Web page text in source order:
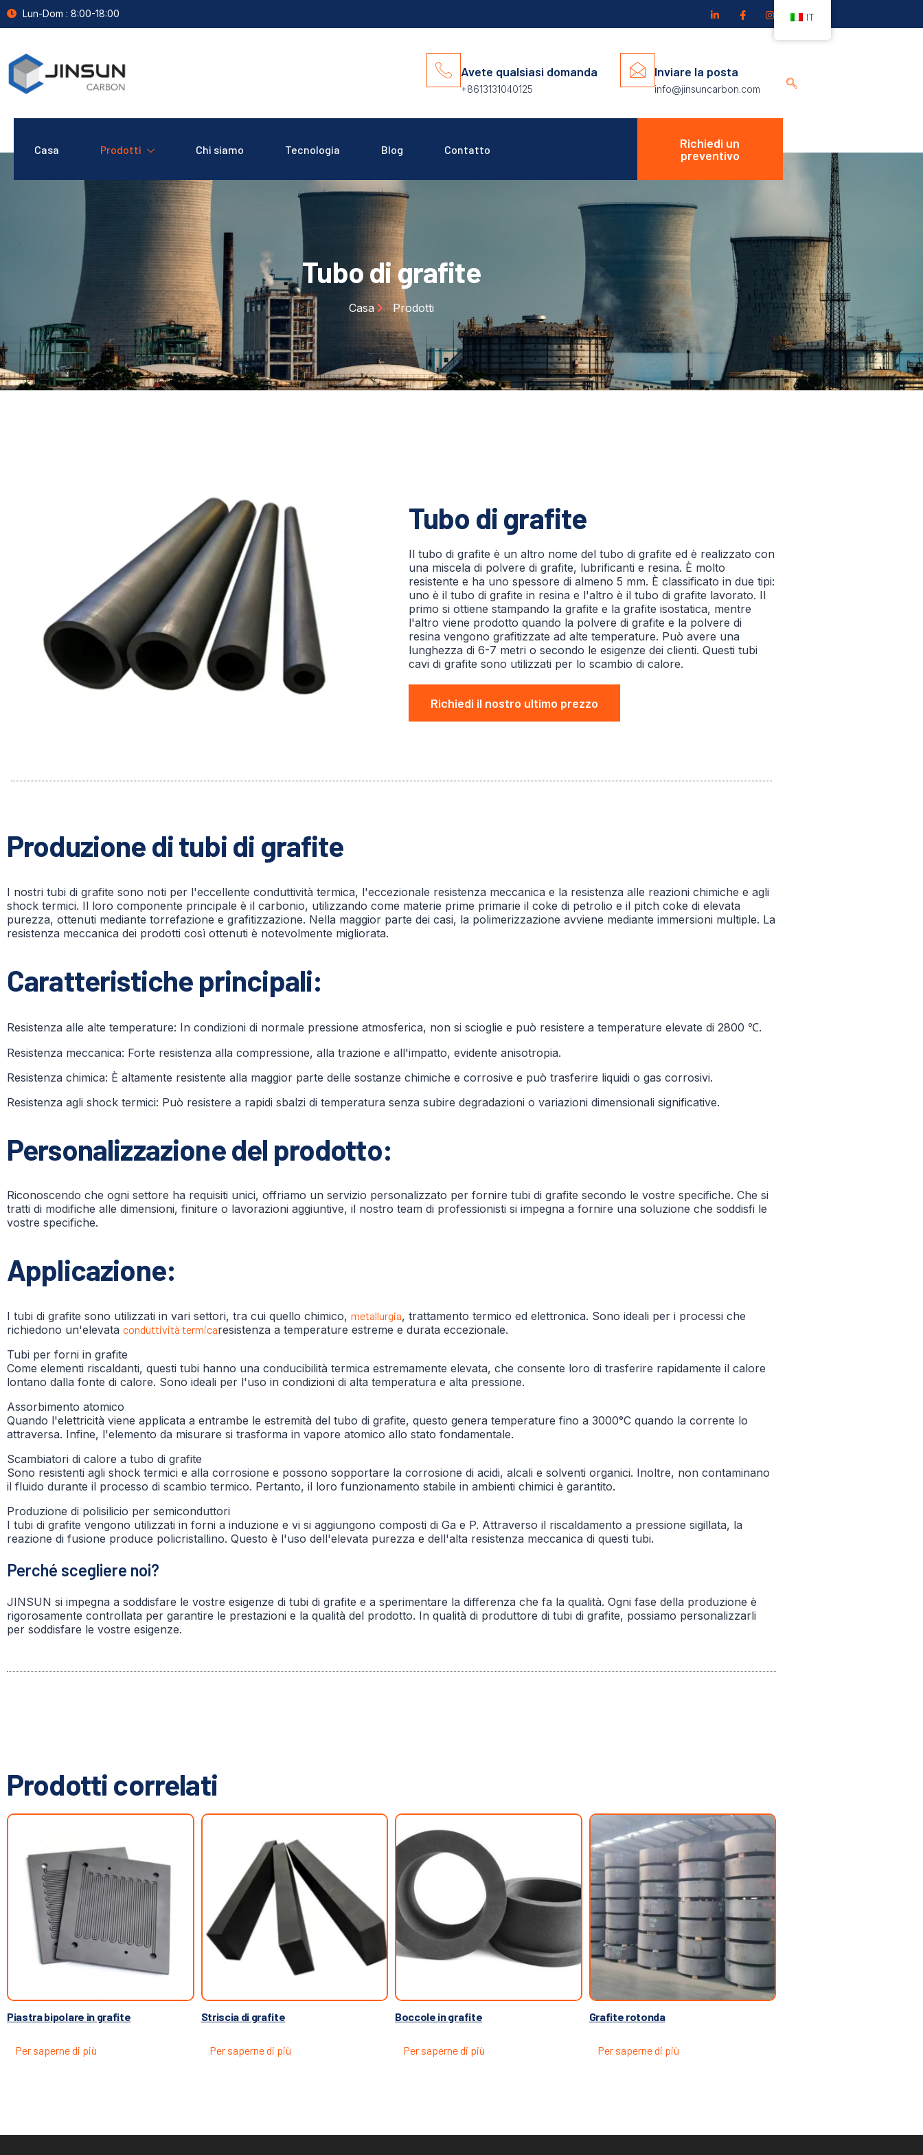
Lun-Dom : 8:00-18:00
Avete qualsiasi domanda
+8613131040125
Inviare la posta
info@jinsuncarbon.com
Casa Prodotti Chi siamo Tecnologia Blog Contatto
Richiedi un
preventivo
Tubo di grafite
Casa Prodotti
Tubo di grafite
Il tubo di grafite è un altro nome del tubo di grafite ed è realizzato con
una miscela di polvere di grafite, lubrificanti e resina. È molto
resistente e ha uno spessore di almeno 5 mm. È classificato in due tipi:
uno è il tubo di grafite in resina e l'altro è il tubo di grafite lavorato. Il
primo si ottiene stampando la grafite e la grafite isostatica, mentre
l'altro viene prodotto quando la polvere di grafite e la polvere di
resina vengono grafitizzate ad alte temperature. Può avere una
lunghezza di 6-7 metri o secondo le esigenze dei clienti. Questi tubi
cavi di grafite sono utilizzati per lo scambio di calore.
Richiedi il nostro ultimo prezzo
Produzione di tubi di grafite
I nostri tubi di grafite sono noti per l'eccellente conduttività termica, l'eccezionale resistenza meccanica e la resistenza alle reazioni chimiche e agli
shock termici. Il loro componente principale è il carbonio, utilizzando come materie prime primarie il coke di petrolio e il pitch coke di elevata
purezza, ottenuti mediante torrefazione e grafitizzazione. Nella maggior parte dei casi, la polimerizzazione avviene mediante immersioni multiple. La
resistenza meccanica dei prodotti così ottenuti è notevolmente migliorata.
Caratteristiche principali:
Resistenza alle alte temperature: In condizioni di normale pressione atmosferica, non si scioglie e può resistere a temperature elevate di 2800 ℃.
Resistenza meccanica: Forte resistenza alla compressione, alla trazione e all'impatto, evidente anisotropia.
Resistenza chimica: È altamente resistente alla maggior parte delle sostanze chimiche e corrosive e può trasferire liquidi o gas corrosivi.
Resistenza agli shock termici: Può resistere a rapidi sbalzi di temperatura senza subire degradazioni o variazioni dimensionali significative.
Personalizzazione del prodotto:
Riconoscendo che ogni settore ha requisiti unici, offriamo un servizio personalizzato per fornire tubi di grafite secondo le vostre specifiche. Che si
tratti di modifiche alle dimensioni, finiture o lavorazioni aggiuntive, il nostro team di professionisti si impegna a fornire una soluzione che soddisfi le
vostre specifiche.
Applicazione:
I tubi di grafite sono utilizzati in vari settori, tra cui quello chimico, metallurgia, trattamento termico ed elettronica. Sono ideali per i processi che
richiedono un'elevata conduttività termicaresistenza a temperature estreme e durata eccezionale.
Tubi per forni in grafite
Come elementi riscaldanti, questi tubi hanno una conducibilità termica estremamente elevata, che consente loro di trasferire rapidamente il calore
lontano dalla fonte di calore. Sono ideali per l'uso in condizioni di alta temperatura e alta pressione.
Assorbimento atomico
Quando l'elettricità viene applicata a entrambe le estremità del tubo di grafite, questo genera temperature fino a 3000°C quando la corrente lo
attraversa. Infine, l'elemento da misurare si trasforma in vapore atomico allo stato fondamentale.
Scambiatori di calore a tubo di grafite
Sono resistenti agli shock termici e alla corrosione e possono sopportare la corrosione di acidi, alcali e solventi organici. Inoltre, non contaminano
il fluido durante il processo di scambio termico. Pertanto, il loro funzionamento stabile in ambienti chimici è garantito.
Produzione di polisilicio per semiconduttori
I tubi di grafite vengono utilizzati in forni a induzione e vi si aggiungono composti di Ga e P. Attraverso il riscaldamento a pressione sigillata, la
reazione di fusione produce policristallino. Questo è l'uso dell'elevata purezza e dell'alta resistenza meccanica di questi tubi.
Perché scegliere noi?
JINSUN si impegna a soddisfare le vostre esigenze di tubi di grafite e a sperimentare la differenza che fa la qualità. Ogni fase della produzione è
rigorosamente controllata per garantire le prestazioni e la qualità del prodotto. In qualità di produttore di tubi di grafite, possiamo personalizzarli
per soddisfare le vostre esigenze.
Prodotti correlati
Piastra bipolare in grafite
Per saperne di più
Striscia di grafite
Per saperne di più
Boccole in grafite
Per saperne di più
Grafite rotonda
Per saperne di più
IT